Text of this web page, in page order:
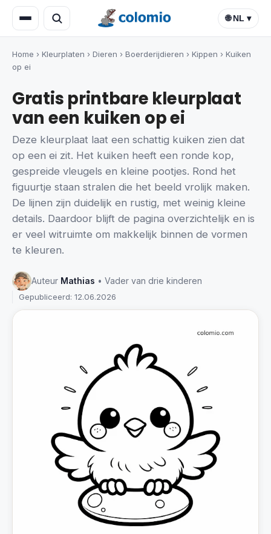
🌐 NL ▾
Home › Kleurplaten › Dieren › Boerderijdieren › Kippen › Kuiken
op ei
Gratis printbare kleurplaat
van een kuiken op ei
Deze kleurplaat laat een schattig kuiken zien dat
op een ei zit. Het kuiken heeft een ronde kop,
gespreide vleugels en kleine pootjes. Rond het
figuurtje staan stralen die het beeld vrolijk maken.
De lijnen zijn duidelijk en rustig, met weinig kleine
details. Daardoor blijft de pagina overzichtelijk en is
er veel witruimte om makkelijk binnen de vormen
te kleuren.
Auteur Mathias • Vader van drie kinderen
Gepubliceerd: 12.06.2026